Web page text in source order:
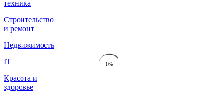
0%
техника
Строительство
и ремонт
Недвижимость
IT
Красота и
здоровье